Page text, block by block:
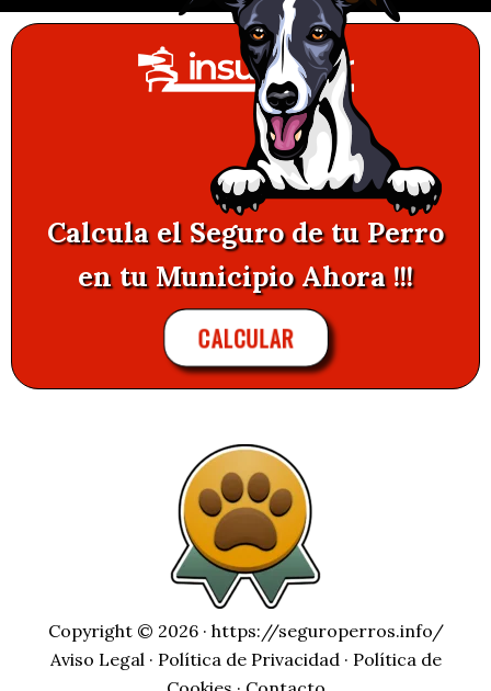
Calcula el Seguro de tu Perro
en tu Municipio Ahora !!!
CALCULAR
Copyright © 2026 · https://seguroperros.info/
Aviso Legal · Política de Privacidad · Política de